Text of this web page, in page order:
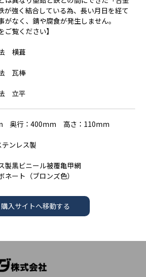
が強く結合している為、長い月日を経て
がなく、錆や腐食が発生しません。
ご覧ください】
横葺
瓦棒
立平
奥行：400mm 高さ：110mm
テンレス製
黒ビニール被覆亀甲網
ート（ブロンズ色）
購入サイトへ移動する